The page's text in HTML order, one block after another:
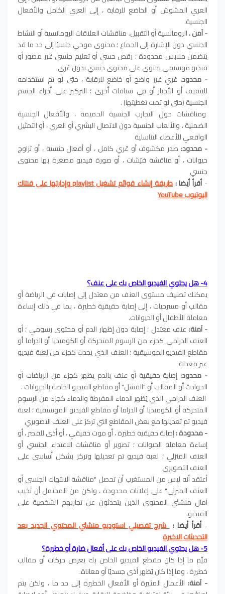
العري المشوش أو الخاضع للرقابة ، إلى العري الكامل والأفعال
الجنسية.
- آمن .الرومانسية أو التقبيل. مناقشات العلاقات الرومانسية أو النشاط
الجنسي دون الإشارة إلى الجماع ؛ محتوى موحي جنسيًا إلى حد ما قد
يتضمن ملابس محدودة ؛ رقص حسي أو تعليم جنسي غير مصور أو
فيديو موسيقي يحتوي على محتوى جنسي بدون عُري
- محدود. عُري غير واضح أو خاضع للرقابة ، حتى لو تم استخدامه
للتثقيف أو الأخبار أو في سياقات أخرى ؛ التركيز على أجزاء الجسم
الجنسية (حتى لو تمت تغطيتها) .
ومناقشات حول التجارب الجنسية الحميمة ، والأفعال الجنسية
الضمنية ، والألعاب الجنسية دون الاتصال البشري أو العري ، أو التمثيل
الواقعي للأعضاء التناسلية
- محدود: صدر مكشوف أو عُري كامل ، أو أفعال جنسية ، أو تزاوج
حيوانات ، أو مناقشة فتِشات ، أو صورة فيديو مصغرة بها محتوى
جنسي
-أقرأ أيضا :
طريقة إنشاء قوائم تشغيل playlist وإدارتها على قنتاك
اليوتيوب YouTube
4- هل يحتوي الفيديو الخاص بك على عنف؟
يمكنك تصنيف مستوى العنف من معتدل إلى إصابات في الرياضة أو
مقالب أو مسرحيات ، إلى إصابة حقيقية خطيرة ، بما في ذلك إساءة
معاملة الأطفال أو الحيوانات.
- آمنة: عنف معتدل ؛ إصابة دون إظهار الدم أو محتوى رسومي ؛ أو
العنف الدرامي كجزء من الرسوم المتحركة أو الكوميديا ​​أو الدراما أو
مقاطع الفيديو الموسيقية ؛ العنف الذي يحدث كجزء من لعبة فيديو
غير معدلة
- محدود: إصابة حقيقية أو عنف بالدم يظهر كجزء من الرياضات أو
الحوادث أو المقالب أو "الفشل" أو مقاطع الفيديو الخاصة بالحيوانات .
العنف الدرامي الذي يُظهر الدماء المفرطة والدماء كجزء من الرسوم
المتحركة أو الكوميديا ​​أو الدراما أو مقاطع الفيديو الموسيقية ؛ لعبة
فيديو تم تعديلها مع بعض المقاطع التي تركز على العنف التصويري
- محدودة :إصابة حقيقية خطيرة ، أو موت حقيقي ، أو أذى للقصر ، أو
إساءة معاملة الحيوانات ؛ تصوير أو مناقشات الاعتداء الجنسي أو
العنف المنزلي ؛ لعبة فيديو تم تعديلها وتركز بشكل أساسي على
العنف التصويري
أعتقد أنه ليس من المستغرب أن تحصل "مناقشة الانتهاك الجنسي أو
العنف المنزلي" على إعلانات محدودة ، ولكن من المحتمل أن تخيب
آمال منشئي المحتوى الذين يتحدثون عن تجاربهم الشخصية على
الفيديو.
-أقرأ أيضا :شرح تفصيلي استوديو منشئي المحتوي الجديد بعد
التحديثات الاخيرة
5- هل يحتوي الفيديو الخاص بك على أفعال ضارة أو خطيرة؟
قيِّم ما إذا كان مقطع الفيديو الخاص بك يعرض حركات أو مقالب
خطيرة ، وما إذا كان يُظهر أذى جسديًا أو معاناة.
- آمنة: الأعمال المثيرة أو الأفعال الخطيرة إلى حد ما ، ولكن يتم